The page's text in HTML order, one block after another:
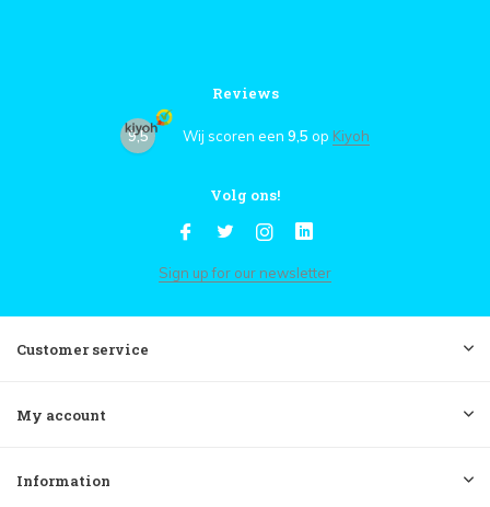
Reviews
9,5 Wij scoren een 9,5 op Kiyoh
Volg ons!
Sign up for our newsletter
Customer service
My account
Information